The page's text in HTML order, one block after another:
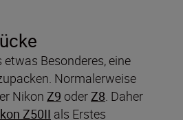
Besonderes, eine
Normalerweise
Nikon Z9 oderZ8. Daher
Z50II als Erstes